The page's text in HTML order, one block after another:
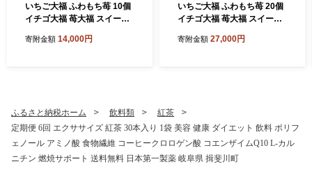
いちご大福 ふわもち苺 10個
イチゴ大福 苺大福 スイーツ
イチゴ 苺 フルーツ大福 美濃
寄附金額 14,000円
いちご大福 ふわもち苺 20個
イチゴ大福 苺大福 スイーツ
イチゴ 苺 フルーツ大福 美濃
寄附金額 27,000円
ふるさと納税ホーム 飲料類
紅茶
定期便 6回 エクササイズ 紅茶 30本入り 1袋 美容 健康 ダイエット 飲料 ポリフ
ェノール アミノ酸 食物繊維 コーヒークロロゲン酸 コエンザイムQ10 L-カル
ニチン 燃焼サポート 送料無料 日本第一製薬 岐阜県 揖斐川町